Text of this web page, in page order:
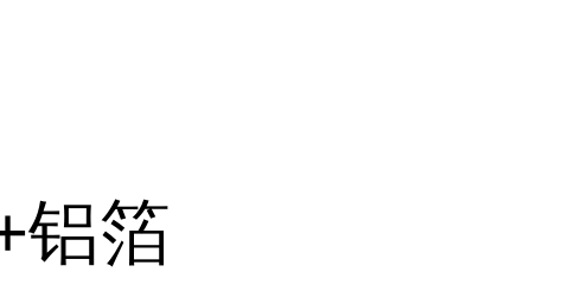
铝箔